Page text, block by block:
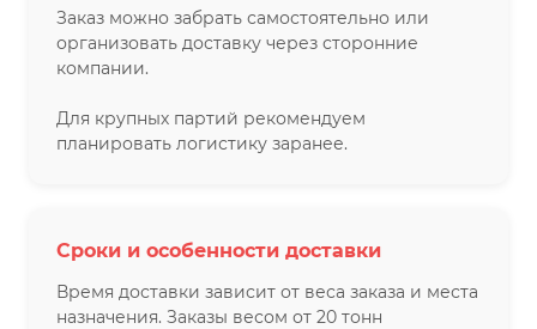
Заказ можно забрать самостоятельно или
организовать доставку через сторонние
компании.
Для крупных партий рекомендуем
планировать логистику заранее.
Сроки и особенности доставки
Время доставки зависит от веса заказа и места
назначения. Заказы весом от 20 тонн